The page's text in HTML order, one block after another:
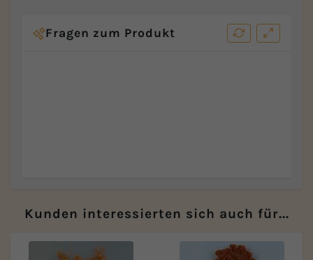
Fragen zum Produkt
Kunden interessierten sich auch für...